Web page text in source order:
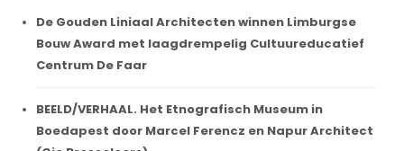
De Gouden Liniaal Architecten winnen Limburgse
Bouw Award met laagdrempelig Cultuureducatief
Centrum De Faar
BEELD/VERHAAL. Het Etnografisch Museum in
Boedapest door Marcel Ferencz en Napur Architect